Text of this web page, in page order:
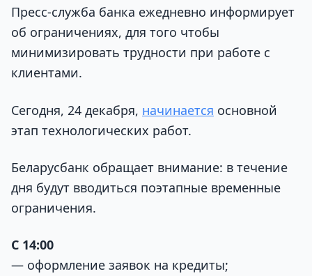
Пресс-служба банка ежедневно информирует
об ограничениях, для того чтобы
минимизировать трудности при работе с
клиентами.
Сегодня, 24 декабря, начинается основной
этап технологических работ.
Беларусбанк обращает внимание: в течение
дня будут вводиться поэтапные временные
ограничения.
С 14:00
— оформление заявок на кредиты;